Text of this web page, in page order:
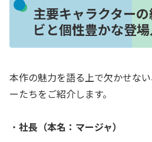
主要キャラクター
ビと個性豊かな登
本作の魅力を語る上で欠かせな
ーたちをご紹介します。
・ 社長（本名：マージャ）